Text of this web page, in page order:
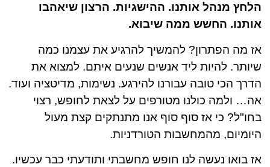
הלחץ מנהל אותנו. ההישגיות. הרצון שיאהבו
אותנו. החשש ממה שיבוא.
אז מה הפתרון? להמשיך להרגיע את עצמנו כמה
שיותר. להיות ליד אנשים שנעים איתם. למצוא את
הדרך הכי טובה עבורנו להירגע. נשימות, מדיטציה ועוד.
אה… ולמה כולנו מטורפים על לצאת לחופש, רצוי
בחו"ל? כי אז סוף סוף אנו מתנתקים קצת מעול
היומיום, מהמחשבות הטורדניות.
אז בואו נעשה לנו חופש מחשבתי ותודעתי כבר עכשיו.